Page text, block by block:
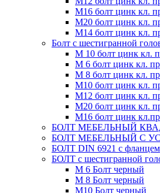
М16 болт цинк кл.
М20 болт цинк кл.
М14 болт цинк кл.
Болт с шестигранной
М 10 болт цинк кл.
М 6 болт цинк кл.
М 8 болт цинк кл.
М10 болт цинк кл.
М12 болт цинк кл.
М20 болт цинк кл.
М16 болт цинк
БОЛТ МЕБЕЛЬНЫЙ
БОЛТ МЕБЕЛЬНЫЙ С
БОЛТ DIN 6921 c фланцем
БОЛТ с шестигранной
М 6 Болт черный
М 8 Болт черный
М10 Болт черный